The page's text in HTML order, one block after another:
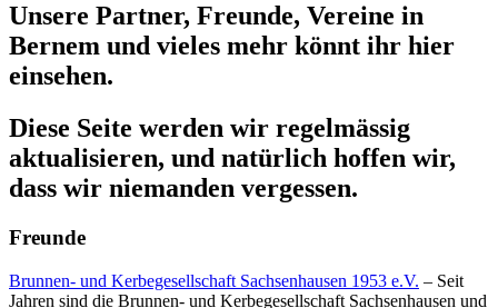
Unsere Partner, Freunde, Vereine in
Bernem und vieles mehr könnt ihr hier
einsehen.
Diese Seite werden wir regelmässig
aktualisieren, und natürlich hoffen wir,
dass wir niemanden vergessen.
Freunde
Brunnen- und Kerbegesellschaft Sachsenhausen 1953 e.V. – Seit
Jahren sind die Brunnen- und Kerbegesellschaft Sachsenhausen und